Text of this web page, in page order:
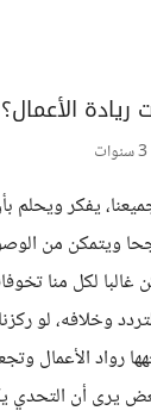
الأعمال؟
يفكر
ويتمكن من
غالبا لكل منا
وخلافه، لو
رواد الأعمال
يرى أن التحدي